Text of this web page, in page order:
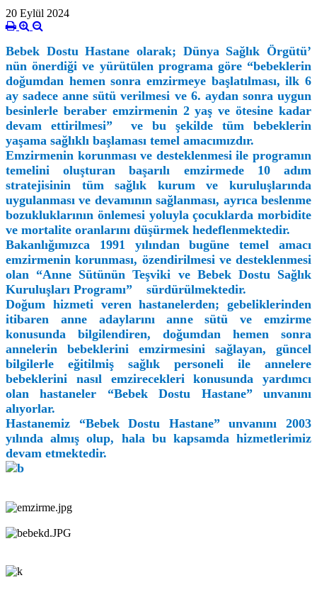
20 Eylül 2024
Bebek Dostu Hastane olarak; Dünya Sağlık Örgütü’
nün önerdiği ve yürütülen programa göre “bebeklerin
doğumdan hemen sonra emzirmeye başlatılması, ilk 6
ay sadece anne sütü verilmesi ve 6. aydan sonra uygun
besinlerle beraber emzirmenin 2 yaş ve ötesine kadar
devam ettirilmesi” ve bu şekilde tüm bebeklerin
yaşama sağlıklı başlaması temel amacımızdır.
Emzirmenin korunması ve desteklenmesi ile programın
temelini oluşturan başarılı emzirmede 10 adım
stratejisinin tüm sağlık kurum ve kuruluşlarında
uygulanması ve devamının sağlanması, ayrıca beslenme
bozukluklarının önlemesi yoluyla çocuklarda morbidite
ve mortalite oranlarını düşürmek hedeflenmektedir.
Bakanlığımızca 1991 yılından bugüne temel amacı
emzirmenin korunması, özendirilmesi ve desteklenmesi
olan “Anne Sütünün Teşviki ve Bebek Dostu Sağlık
Kuruluşları Programı” sürdürülmektedir.
Doğum hizmeti veren hastanelerden; gebeliklerinden
itibaren anne adaylarını anne sütü ve emzirme
konusunda bilgilendiren, doğumdan hemen sonra
annelerin bebeklerini emzirmesini sağlayan, güncel
bilgilerle eğitilmiş sağlık personeli ile annelere
bebeklerini nasıl emzirecekleri konusunda yardımcı
olan hastaneler “Bebek Dostu Hastane” unvanını
alıyorlar.
Hastanemiz “Bebek Dostu Hastane” unvanını 2003
yılında almış olup, hala bu kapsamda hizmetlerimiz
devam etmektedir.